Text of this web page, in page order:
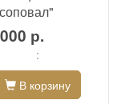
р.
:
В корзину